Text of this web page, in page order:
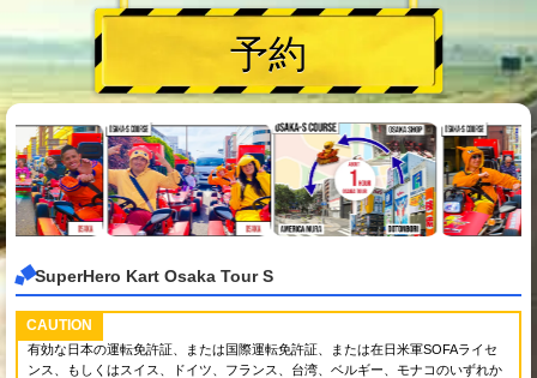
予約
SuperHero Kart Osaka Tour S
CAUTION
有効な日本の運転免許証、または国際運転免許証、または在日米軍SOFAライセ
ンス、もしくはスイス、ドイツ、フランス、台湾、ベルギー、モナコのいずれか